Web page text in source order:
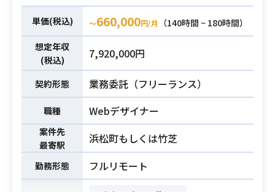
が、
状況によりリモートも相談可能な案
件になります。
必須スキル
・動画制作案件に3年以上の関わった
実務経験（企業系であればSNSやYou
Tubeなどの動画制作も可）
・Adobe等の動画編集ツールを用い
た業務経験3年以上
・PowerPoint・Excelを用いた提案
書・構成指示書の作成経験
・広告代理店案件における広告コン
テンツ制作経験
単価(税込) 〜660,000円/月
（140時間 ~ 180時間）
想定年収
(税込)
7,920,000円
契約形態 業務委託（フリーランス）
職種 Webデザイナー
案件先
最寄駅
浜松町もしくは竹芝
勤務形態 フルリモート